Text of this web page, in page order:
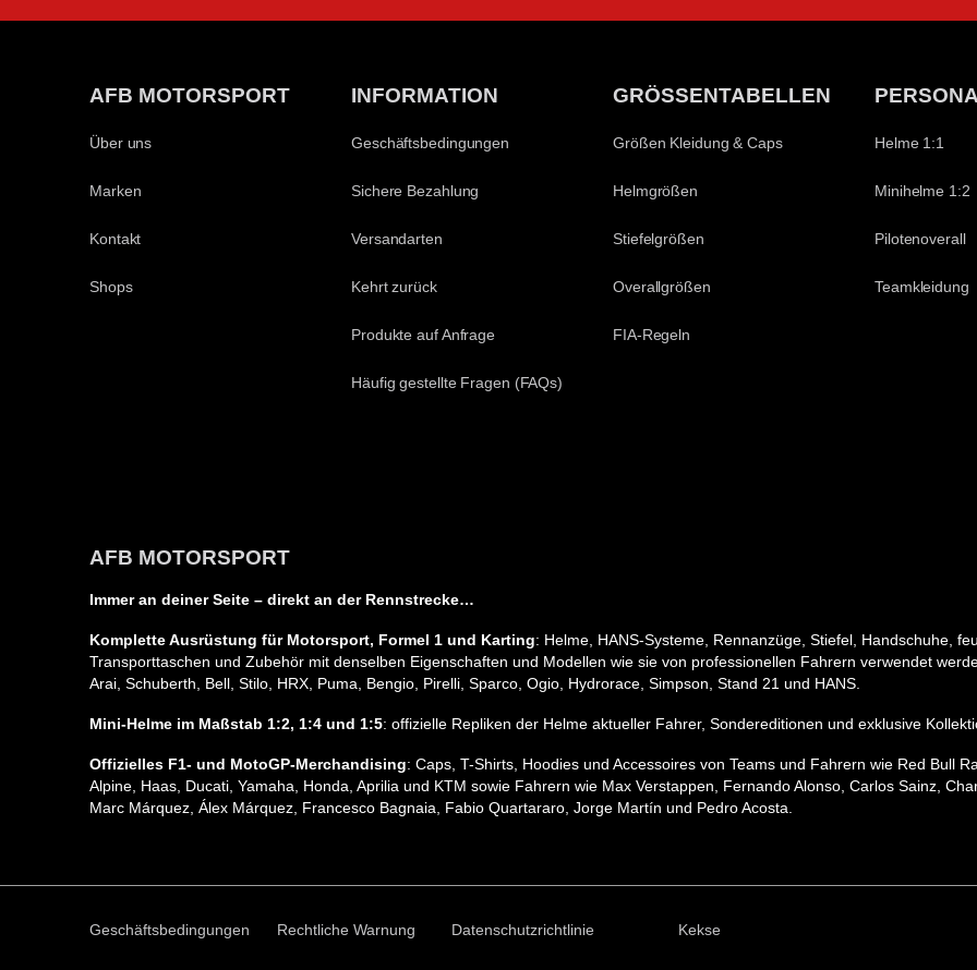
AFB MOTORSPORT
Über uns
Marken
Kontakt
Shops
INFORMATION
Geschäftsbedingungen
Sichere Bezahlung
Versandarten
Kehrt zurück
Produkte auf Anfrage
Häufig gestellte Fragen (FAQs)
GRÖSSENTABELLEN
Größen Kleidung & Caps
Helmgrößen
Stiefelgrößen
Overallgrößen
FIA-Regeln
Helme 1:1
Minihelme 1:2
Pilotenoverall
Teamkleidung
AFB MOTORSPORT
Immer an deiner Seite – direkt an der Rennstrecke…
Komplette Ausrüstung für Motorsport, Formel 1 und Karting: Helme, HANS-Systeme, Rennanzüge, Stiefel, Handschuhe,
Transporttaschen und Zubehör mit denselben Eigenschaften und Modellen wie sie von professionellen Fahrern verwendet
Arai, Schuberth, Bell, Stilo, HRX, Puma, Bengio, Pirelli, Sparco, Ogio, Hydrorace, Simpson, Stand 21 und HANS.
Mini-Helme im Maßstab 1:2, 1:4 und 1:5: offizielle Repliken der Helme aktueller Fahrer, Sondereditionen und exklusive
Offizielles F1- und MotoGP-Merchandising: Caps, T-Shirts, Hoodies und Accessoires von Teams und Fahrern wie Red Bull
Alpine, Haas, Ducati, Yamaha, Honda, Aprilia und KTM sowie Fahrern wie Max Verstappen, Fernando Alonso, Carlos Sainz,
Marc Márquez, Álex Márquez, Francesco Bagnaia, Fabio Quartararo, Jorge Martín und Pedro Acosta.
Geschäftsbedingungen Rechtliche Warnung Datenschutzrichtlinie Kekse